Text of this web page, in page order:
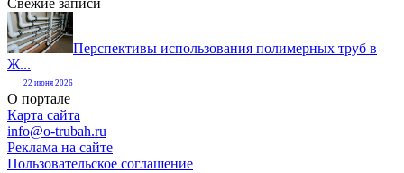
Свежие записи
Перспективы использования полимерных труб в
Ж...
22 июня 2026
О портале
Карта сайта
info@o-trubah.ru
Реклама на сайте
Пользовательское соглашение